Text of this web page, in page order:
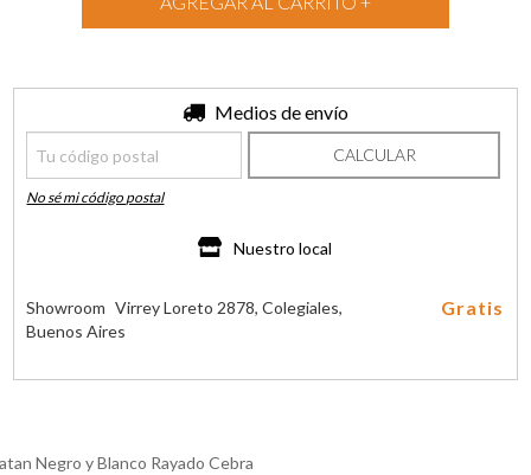
Medios de envío
CALCULAR
No sé mi código postal
Nuestro local
Showroom Virrey Loreto 2878, Colegiales,
Buenos Aires
Gratis
Negro y Blanco Rayado Cebra